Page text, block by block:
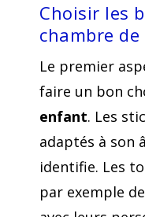
Choisir les
chambre
Le premier
faire un bon
enfant. Les
adaptés à son
identifie. Les
par exemple